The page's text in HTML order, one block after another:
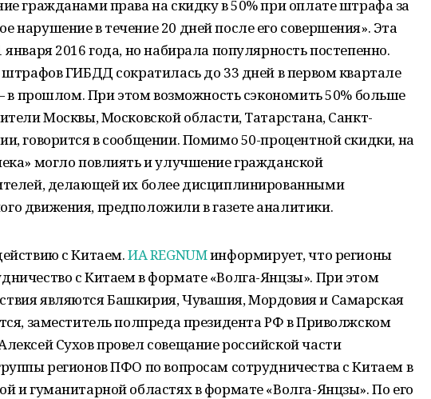
гражданами права на скидку в 50% при оплате штрафа за
нарушение в течение 20 дней после его совершения». Эта
2016 года, но набирала популярность постепенно.
ГИБДД сократилась до 33 дней в первом квартале
в прошлом. При этом возможность сэкономить 50% больше
Москвы, Московской области, Татарстана, Санкт-
говорится в сообщении. Помимо 50-процентной скидки, на
могло повлиять и улучшение гражданской
делающей их более дисциплинированными
движения, предположили в газете аналитики.
с Китаем.ИА REGNUMинформирует, что регионы
с Китаем в формате «Волга-Янцзы». При этом
являются Башкирия, Чувашия, Мордовия и Самарская
заместитель полпреда президента РФ в Приволжском
Сухов провел совещание российской части
регионов ПФО по вопросам сотрудничества с Китаем в
и гуманитарной областях в формате «Волга-Янцзы». По его